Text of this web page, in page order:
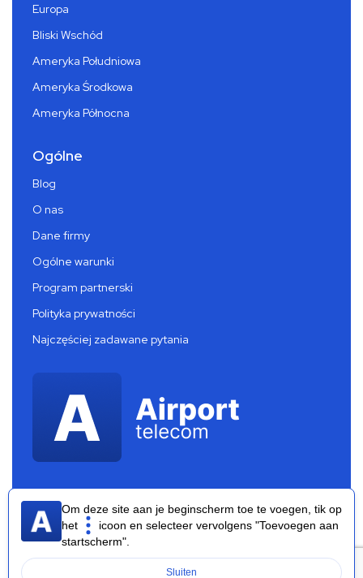
Europa
Bliski Wschód
Ameryka Południowa
Ameryka Środkowa
Ameryka Północna
Ogólne
Blog
O nas
Dane firmy
Ogólne warunki
Program partnerski
Polityka prywatności
Najczęściej zadawane pytania
Airport Telecom 2026 ®
Om deze site aan je beginscherm toe te voegen, tik op
het
icoon en selecteer vervolgens "Toevoegen aan
startscherm".
Sluiten